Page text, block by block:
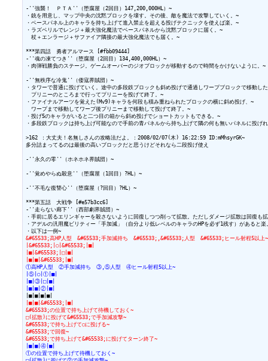
-''強襲！　ＰＴＡ''（堕腐屋（2回目）147,200,000HL）~
・銃を用意し、マップ中央の沈黙ブロックを壊す。その後、敵を魔法で攻撃していく。~
・ベースパネル上のキャラを持ち上げて進入禁止を超える投げテクニックを使えば楽。~
・ラズベリルでレンジ＋最大強化魔法でベースパネルから沈黙ブロックに届く。~
杖＋エンラージ＋サファイア隣接の最大強化魔法でも届く。~
***第四話　勇者アルマース [#fbb09444]
-''魂の凍てつき''（堕腐屋（2回目）134,400,000HL）~
・肉弾戦勝負のステージ。ゲームオーバーのジオブロックが移動するので時間をかけないように。~
-''無秩序な冷鬼''（倭寇界賊団）~
・タワーで普通に投げていく。途中の多段鉄ブロックも斜め投げで通過しワープブロックで移動し
プリニーのところまで行ってプリニーを投げて終了。~
・ファイナルアーツを覚えた(Mv9)キャラを何段も積み重ねられたブロックの横に斜め投げ、~
ワープまで移動してワープ後プリニーまで移動して投げて終了。~
・投げ5のキャラがいると二つ目の箱から斜め投げでショートカットもできる。~
・多段鉄ブロックは持ち上げ可能なので手前の青パネルから持ち上げて隣の何も無いパネルに投げ
>162 ：大丈夫！名無しさんの攻略法だよ。：2008/02/07(木) 16:22:59 ID:mMhsyrGK~
多分詰まってるのは最後の高いブロックだと思うけどそれなら二段投げ使え
-''永久の零''（ホネホネ界賊団）~
-''覚めやらぬ殺意''（堕腐屋（1回目）?HL）~
-''不毛な復讐心''（堕腐屋（?回目）?HL）~
***第五話　大戦争 [#e57b3cc6]
-''走らない廊下''（西部劇界賊団）~
・手前に居るエリンギャーを殺さないように回復しつつ削って拡散。ただしダメージ拡散は回復も
・アデルの汎用魔ビリティー「手加減」（自分より低レベルのキャラのHPを必ず1残す）があると楽
・以下は一例~
&#65533;高HP人型　&#65533;手加減持ち　&#65533;,&#65533;人型　&#65533;ヒール射程5以上~
|&#65533;|○|&#65533;|■|
|■|&#65533;|□|■|
|■|■|&#65533;|■|
①高HP人型　②手加減持ち　③,⑤人型　④ヒール射程5以上~
|⑤|○|①|■|
|■|③|□|■|
|■|■|②|■|
|■|■|&#65533;|■|
&#65533;の位置で持ち上げて待機しておく~
□(拡散)に投げて&#65533;で手加減攻撃~
&#65533;で持ち上げて○に投げる~
&#65533;で回復~
&#65533;で持ち上げて&#65533;に投げてターン終了~
|■|■|④|■|
①の位置で持ち上げて待機しておく~